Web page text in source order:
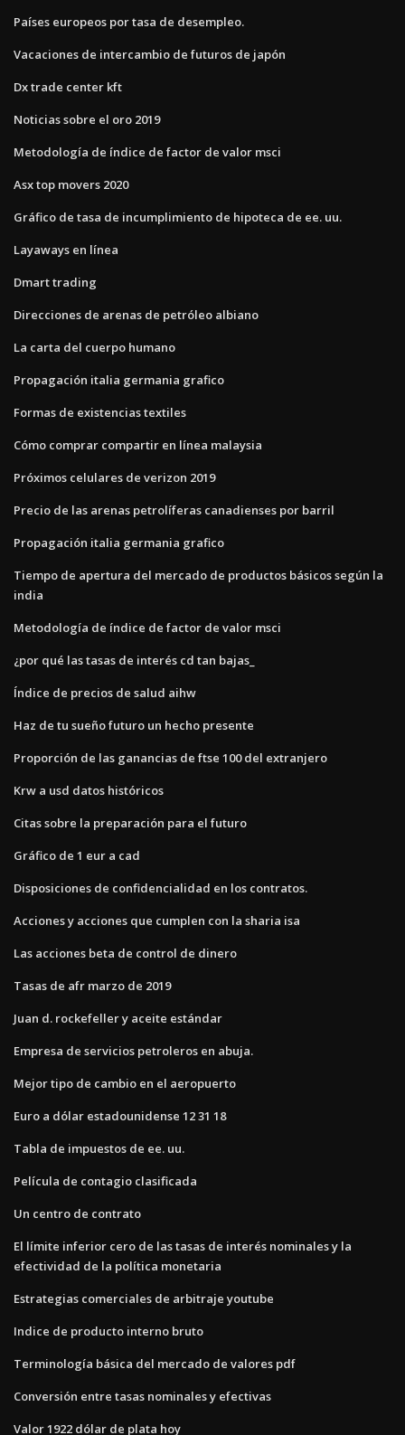
Países europeos por tasa de desempleo.
Vacaciones de intercambio de futuros de japón
Dx trade center kft
Noticias sobre el oro 2019
Metodología de índice de factor de valor msci
Asx top movers 2020
Gráfico de tasa de incumplimiento de hipoteca de ee. uu.
Layaways en línea
Dmart trading
Direcciones de arenas de petróleo albiano
La carta del cuerpo humano
Propagación italia germania grafico
Formas de existencias textiles
Cómo comprar compartir en línea malaysia
Próximos celulares de verizon 2019
Precio de las arenas petrolíferas canadienses por barril
Propagación italia germania grafico
Tiempo de apertura del mercado de productos básicos según la
india
Metodología de índice de factor de valor msci
¿por qué las tasas de interés cd tan bajas_
Índice de precios de salud aihw
Haz de tu sueño futuro un hecho presente
Proporción de las ganancias de ftse 100 del extranjero
Krw a usd datos históricos
Citas sobre la preparación para el futuro
Gráfico de 1 eur a cad
Disposiciones de confidencialidad en los contratos.
Acciones y acciones que cumplen con la sharia isa
Las acciones beta de control de dinero
Tasas de afr marzo de 2019
Juan d. rockefeller y aceite estándar
Empresa de servicios petroleros en abuja.
Mejor tipo de cambio en el aeropuerto
Euro a dólar estadounidense 12 31 18
Tabla de impuestos de ee. uu.
Película de contagio clasificada
Un centro de contrato
El límite inferior cero de las tasas de interés nominales y la
efectividad de la política monetaria
Estrategias comerciales de arbitraje youtube
Indice de producto interno bruto
Terminología básica del mercado de valores pdf
Conversión entre tasas nominales y efectivas
Valor 1922 dólar de plata hoy